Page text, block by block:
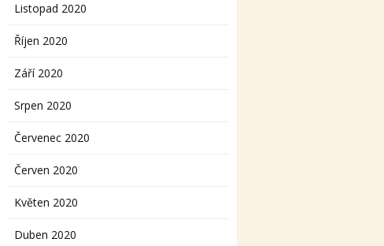
Listopad 2020
Říjen 2020
Září 2020
Srpen 2020
Červenec 2020
Červen 2020
Květen 2020
Duben 2020